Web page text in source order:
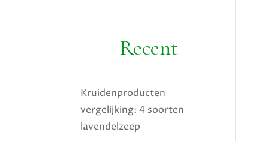
Recent
Kruidenproducten
vergelijking: 4 soorten
lavendelzeep